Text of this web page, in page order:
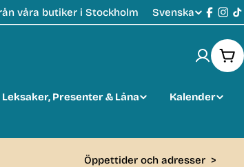
våra butiker i Stockholm
S
k
Svenska
Leksaker, Presenter & Låna
Kalender
Öppettider och adresser >